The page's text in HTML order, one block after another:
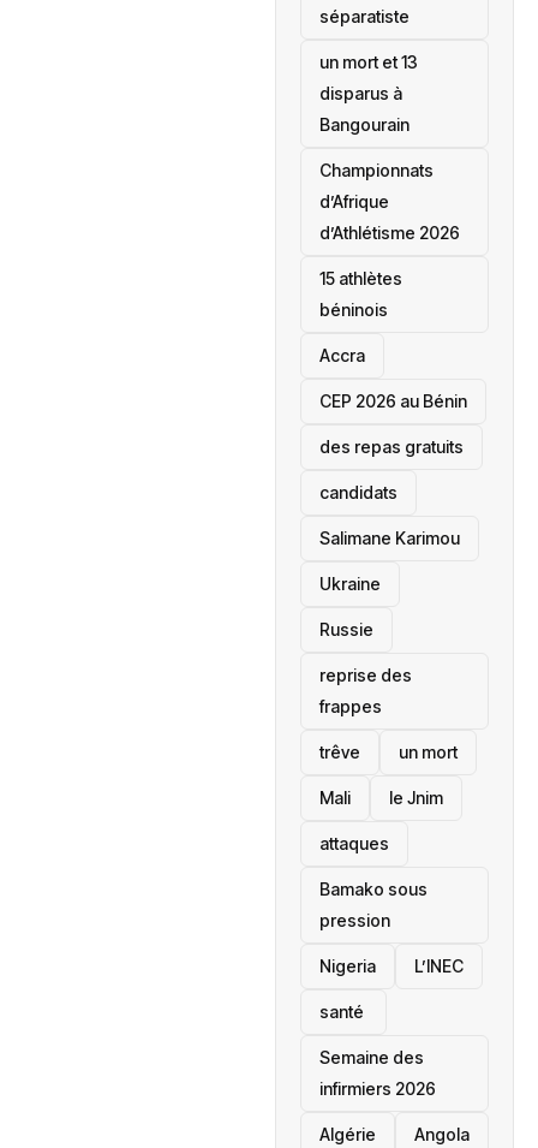
séparatiste
un mort et 13
disparus à
Bangourain
‎Championnats
d’Afrique
d’Athlétisme 2026
15 athlètes
béninois
Accra
‎CEP 2026 au Bénin
des repas gratuits
candidats
Salimane Karimou
Ukraine
Russie
reprise des
frappes
trêve un mort
Mali le Jnim
attaques
Bamako sous
pression
‎Nigeria L’INEC
santé ‎
Semaine des
infirmiers 2026
‎Algérie Angola